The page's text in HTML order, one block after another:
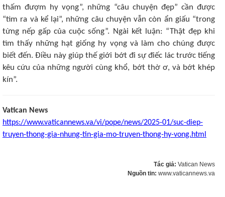
thấm đượm hy vọng”, những “câu chuyện đẹp” cần được
“tìm ra và kể lại”, những câu chuyện vẫn còn ẩn giấu “trong
từng nếp gấp của cuộc sống”. Ngài kết luận: “Thật đẹp khi
tìm thấy những hạt giống hy vọng và làm cho chúng được
biết đến. Điều này giúp thế giới bớt đi sự điếc lác trước tiếng
kêu cứu của những người cùng khổ, bớt thờ ơ, và bớt khép
kín”.
Vatican News
https://www.vaticannews.va/vi/pope/news/2025-01/suc-diep-
truyen-thong-gia-nhung-tin-gia-mo-truyen-thong-hy-vong.html
Tác giả: Vatican News
Nguồn tin: www.vaticannews.va